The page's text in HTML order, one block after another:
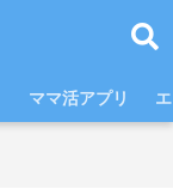
ママ活アプリ